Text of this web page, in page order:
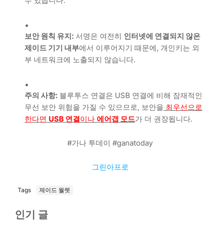
보안 원칙 유지: 서명은 여전히 인터넷에 연결되지 않은
제이드 기기 내부에서 이루어지기 때문에, 개인키는 외
부 네트워크에 노출되지 않습니다.
주의 사항: 블루투스 연결은 USB 연결에 비해 잠재적인
무선 보안 위험을 가질 수 있으므로, 보안을 최우선으로
한다면 USB 연결이나 에어갭 모드가 더 권장됩니다.
#가나 투데이 #ganatoday
그린아프로
Tags 제이드 월렛
인기 글